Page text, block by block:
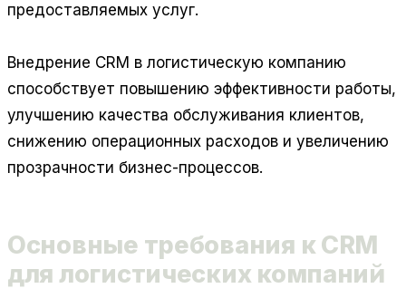
предоставляемых услуг.
Внедрение CRM в логистическую компанию
способствует повышению эффективности работы,
улучшению качества обслуживания клиентов,
снижению операционных расходов и увеличению
прозрачности бизнес-процессов.
Основные требования к CRM
для логистических компаний